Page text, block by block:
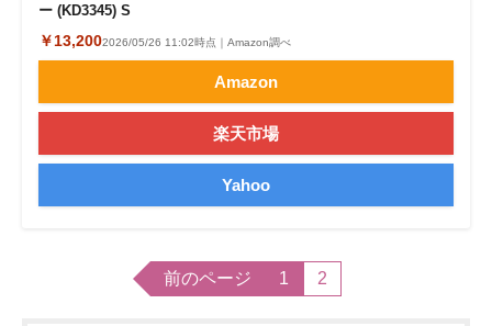
ー (KD3345) S
￥13,2002026/05/26 11:02時点｜Amazon調べ
Amazon
楽天市場
Yahoo
前のページ 1 2